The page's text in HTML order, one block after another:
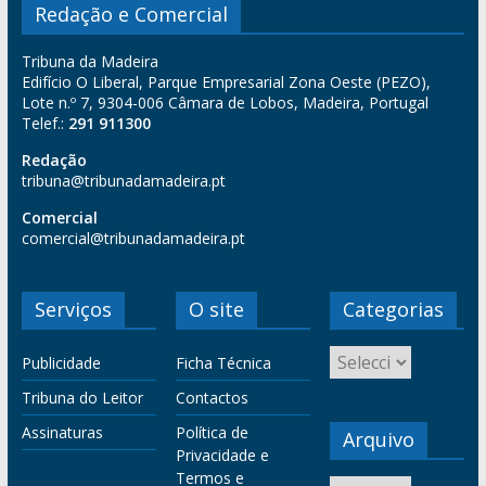
Redação e Comercial
Tribuna da Madeira
Edifício O Liberal, Parque Empresarial Zona Oeste (PEZO),
Lote n.º 7, 9304-006 Câmara de Lobos, Madeira, Portugal
Telef.: 291 911300
Redação
tribuna@tribunadamadeira.pt
Comercial
comercial@tribunadamadeira.pt
Serviços
Publicidade
Tribuna do Leitor
Assinaturas
O site
Ficha Técnica
Contactos
Política de
Privacidade e
Termos e
Categorias
Arquivo